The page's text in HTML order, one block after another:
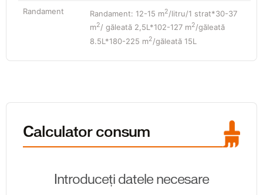
Randament Randament: 12-15 m2/litru/1 strat*30-37
m2/ găleată 2,5L*102-127 m2/găleată
8.5L*180-225 m2/găleată 15L
Calculator consum
Introduceți datele necesare